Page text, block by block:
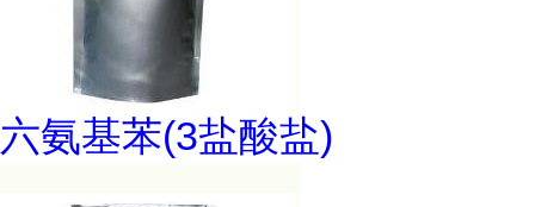
六氨基苯(3盐酸盐)